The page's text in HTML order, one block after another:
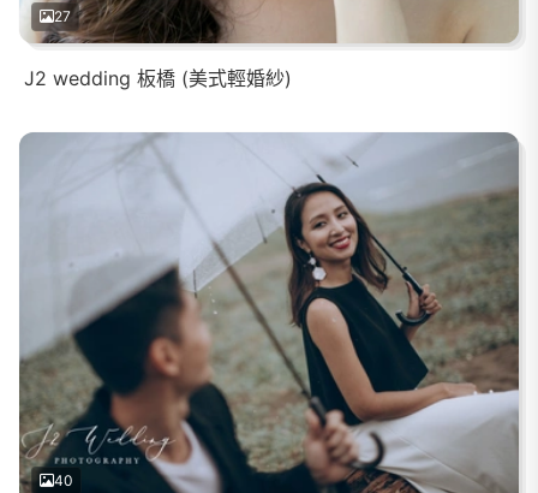
27
J2 wedding 板橋 (美式輕婚紗)
40